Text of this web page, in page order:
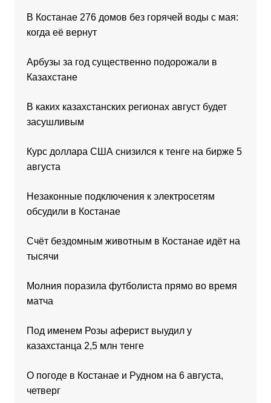
В Костанае 276 домов без горячей воды с мая:
когда её вернут
Арбузы за год существенно подорожали в
Казахстане
В каких казахстанских регионах август будет
засушливым
Курс доллара США снизился к тенге на бирже 5
августа
Незаконные подключения к электросетям
обсудили в Костанае
Счёт бездомным животным в Костанае идёт на
тысячи
Молния поразила футболиста прямо во время
матча
Под именем Розы аферист выудил у
казахстанца 2,5 млн тенге
О погоде в Костанае и Рудном на 6 августа,
четверг